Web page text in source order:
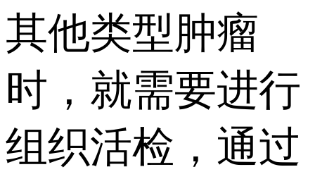
其他类型肿瘤
时，就需要进行
组织活检，通过